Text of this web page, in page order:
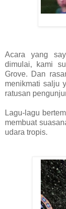
Acara yang
dimulai, kami
Grove. Dan
menikmati salju
ratusan
Lagu-lagu
membuat
udara tropis.